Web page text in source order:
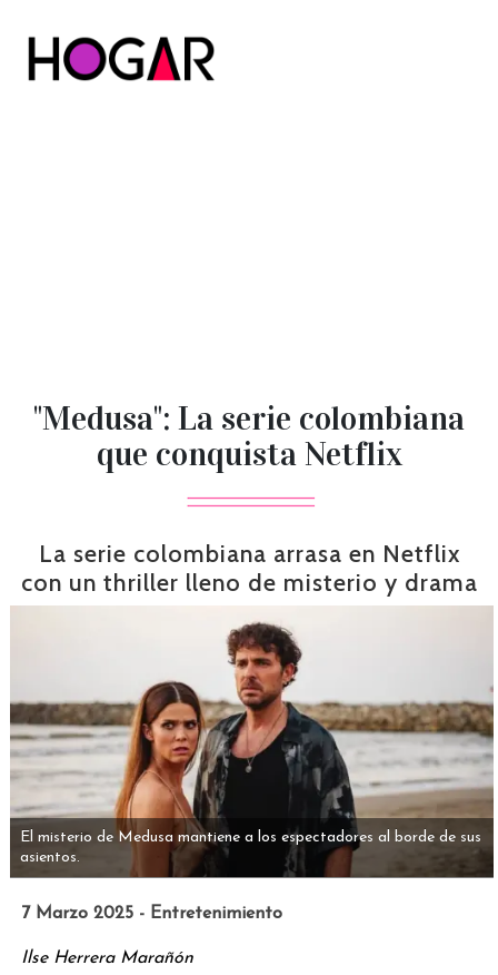
"Medusa": La serie colombiana
que conquista Netflix
La serie colombiana arrasa en Netflix
con un thriller lleno de misterio y drama
El misterio de Medusa mantiene a los espectadores al borde de sus
asientos.
7 Marzo 2025 - Entretenimiento
Ilse Herrera Marañón